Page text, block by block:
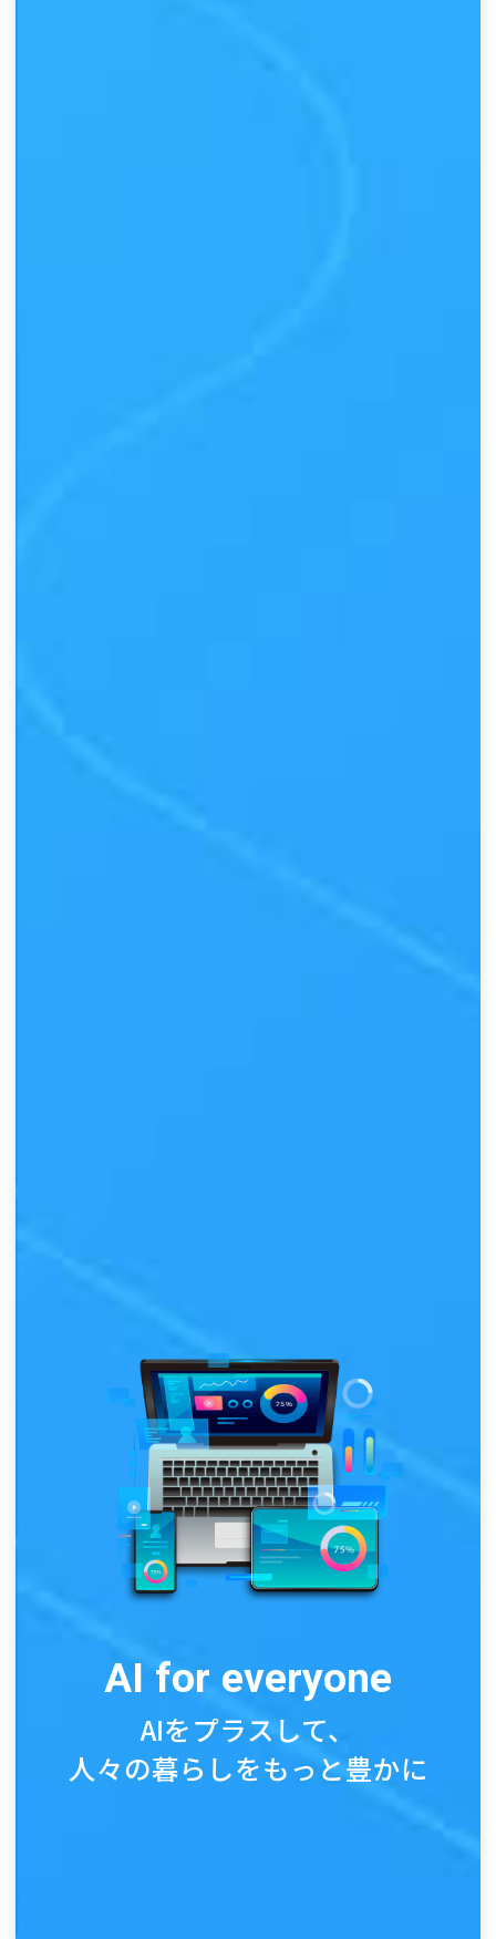
AI for everyone
AIをプラスして、
人々の暮らしをもっと豊かに